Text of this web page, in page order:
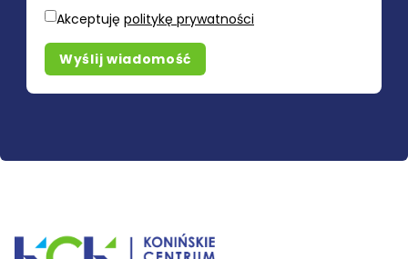
Akceptuję politykę prywatności
Wyślij wiadomość